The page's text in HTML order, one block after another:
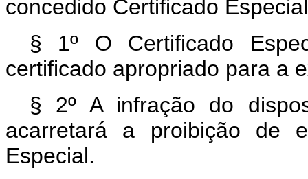
concedido Certificado
§ 1º O Certificado
certificado apropriado para a
§ 2º A infração do
acarretará a proibição de
Especial.